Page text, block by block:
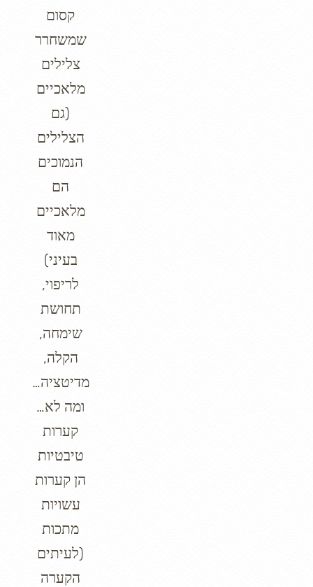
קסום
שמשחרר
צלילים
מלאכיים
(גם
הצלילים
הנמוכים
הם
מלאכיים
מאוד
בעיני)
לריפוי,
תחושת
שימחה,
הקלה,
מדיטציה…
ומה לא…
קערות
טיבטיות
הן קערות
עשויות
מתכות
(לעיתים
הקערה